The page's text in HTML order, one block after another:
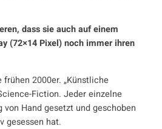
dass sie auch auf einem
(72×14 Pixel) noch immer ihren
2000er. „Künstliche
Fiction. Jeder einzelne
Hand gesetzt und geschoben
gesessen hat.